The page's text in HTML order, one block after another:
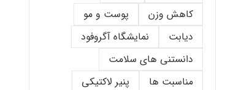
کاهش وزن
پوست و مو
دیابت
نمایشگاه آگروفود
دانستنی های سلامت
مناسبت ها
پنیر لاکتیکی